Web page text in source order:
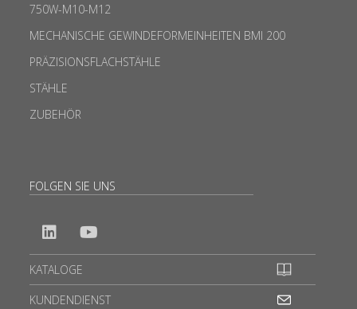
750W-M10-M12
MECHANISCHE GEWINDEFORMEINHEITEN BMI 200
PRÄZISIONSFLACHSTÄHLE
STÄHLE
ZUBEHÖR
FOLGEN SIE UNS
KATALOGE
KUNDENDIENST